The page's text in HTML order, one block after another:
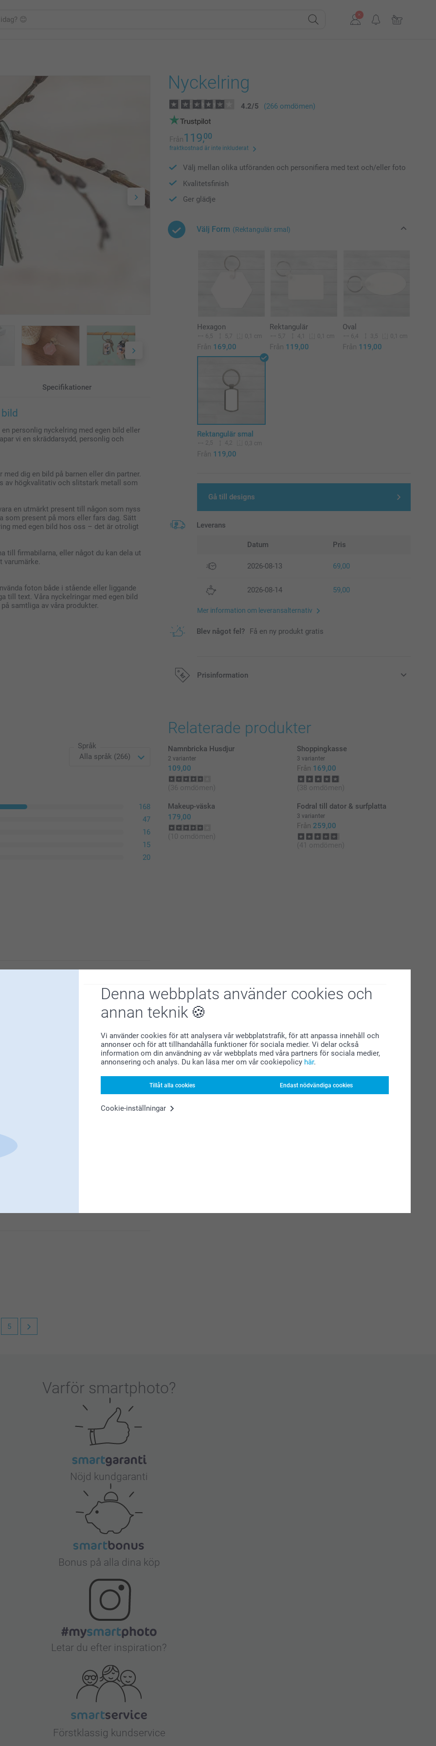
Denna webbplats använder cookies och
annan teknik
Vi använder cookies för att analysera vår webbplatstrafik, för att anpassa innehåll och
annonser och för att tillhandahålla funktioner för sociala medier. Vi delar också
information om din användning av vår webbplats med våra partners för sociala medier,
annonsering och analys. Du kan läsa mer om vår cookiepolicy här.
Tillåt alla cookies Endast nödvändiga cookies
Cookie-inställningar
Specifikationer
personlig nyckelring med egen bild eller
vi en skräddarsydd, personlig och
dig en bild på barnen eller din partner.
av högkvalitativ och slitstark metall som
en utmärkt present till någon som nyss
som present på mors eller fars dag. Sätt
med egen bild hos oss – det är otroligt
till firmabilarna, eller något du kan dela ut
varumärke.
foton både i stående eller liggande
till text. Våra nyckelringar med egen bild
samtliga av våra produkter.
Nyckelring
4.2/5 (266 omdömen)
Från119,00
fraktkostnad är inte inkluderat
Välj mellan olika utföranden och personifiera med text och/eller foto
Kvalitetsfinish
Ger glädje
Välj Form (Rektangulär smal)
Hexagon
6,5 5,7 0,1 cm
Från 169,00
Rektangulär
5,7 4,1 0,1 cm
Från 119,00
Oval
6,4 3,5 0,1 cm
Från 119,00
Rektangulär smal
2,5 4,2 0,3 cm
Från 119,00
Gå till designs
Leverans
Datum Pris
2026-08-13 69,00
2026-08-14 59,00
Mer information om leveransalternativ
Blev något fel? Få en ny produkt gratis
Prisinformation
Språk
168
47
16
15
20
att höra att du är nöjd med nyckelringen.
är nöjd med din nyckelring.
faq
5
Relaterade produkter
Namnbricka Husdjur
2 varianter
109,00
(36 omdömen)
Shoppingkasse
3 varianter
Från 169,00
(38 omdömen)
Makeup-väska
179,00
(10 omdömen)
Fodral till dator & surfplatta
3 varianter
Från 259,00
(41 omdömen)
Varför smartphoto?
Nöjd kundgaranti
Bonus på alla dina köp
Letar du efter inspiration?
Förstklassig kundservice